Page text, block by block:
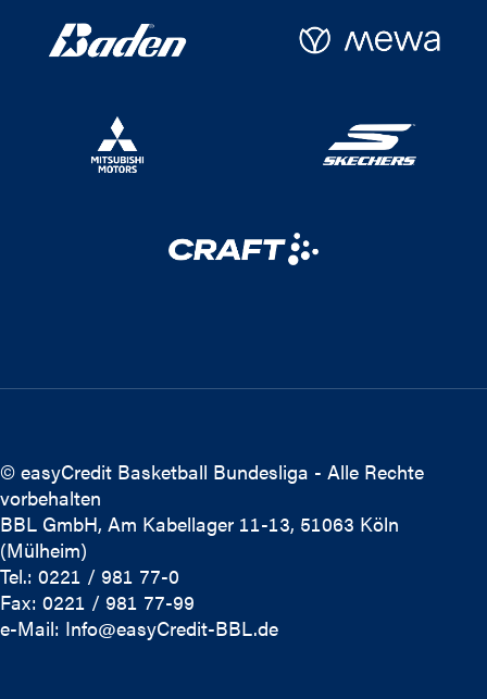
© easyCredit Basketball Bundesliga - Alle Rechte
vorbehalten
BBL GmbH, Am Kabellager 11-13, 51063 Köln
(Mülheim)
Tel.: 0221 / 981 77-0
Fax: 0221 / 981 77-99
e-Mail: Info@easyCredit-BBL.de